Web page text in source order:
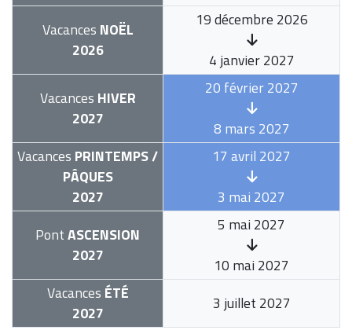
Vacances NOËL
2026
19 décembre 2026
4 janvier 2027
Vacances HIVER
2027
20 février 2027
8 mars 2027
Vacances PRINTEMPS /
PÂQUES
2027
17 avril 2027
3 mai 2027
PontASCENSION
2027
5 mai 2027
10 mai 2027
Vacances ÉTÉ
2027
3 juillet 2027